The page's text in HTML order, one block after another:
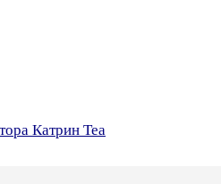
Катрин Теа